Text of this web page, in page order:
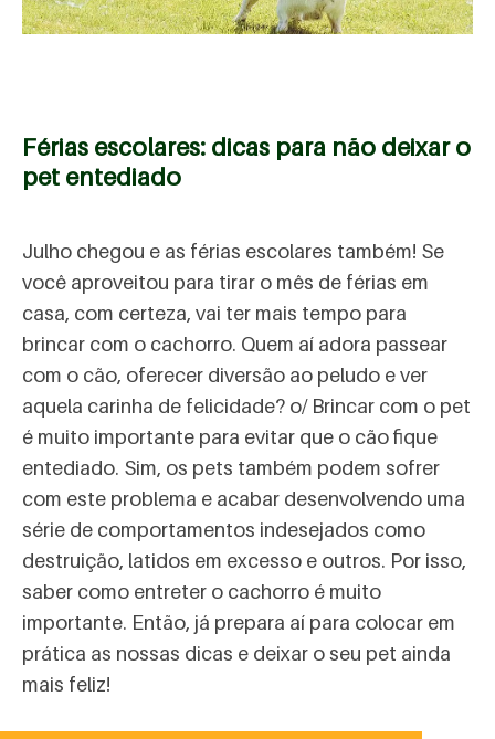
Férias escolares: dicas para não deixar o
pet entediado
Julho chegou e as férias escolares também! Se
você aproveitou para tirar o mês de férias em
casa, com certeza, vai ter mais tempo para
brincar com o cachorro. Quem aí adora passear
com o cão, oferecer diversão ao peludo e ver
aquela carinha de felicidade? o/ Brincar com o pet
é muito importante para evitar que o cão fique
entediado. Sim, os pets também podem sofrer
com este problema e acabar desenvolvendo uma
série de comportamentos indesejados como
destruição, latidos em excesso e outros. Por isso,
saber como entreter o cachorro é muito
importante. Então, já prepara aí para colocar em
prática as nossas dicas e deixar o seu pet ainda
mais feliz!